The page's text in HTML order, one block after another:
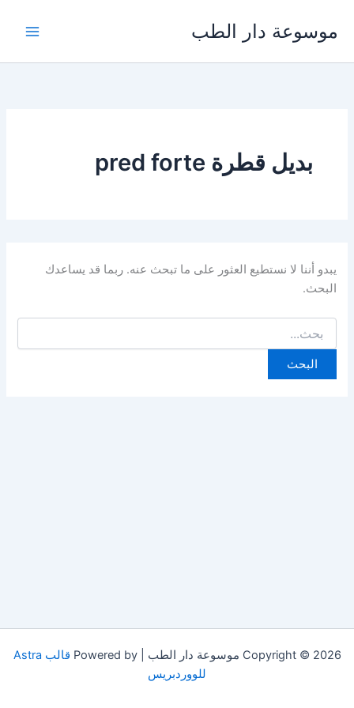
المحتوى
موسوعة دار الطب
بديل قطرة pred forte
يبدو أننا لا نستطيع العثور على ما تبحث عنه. ربما قد يساعدك
البحث.
عن:
Copyright © 2026 موسوعة دار الطب | Powered by
قالب Astra
للووردبريس